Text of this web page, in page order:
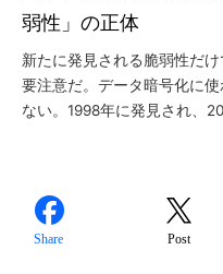
弱性」の正体
新たに発見される脆弱性だ
要注意だ。データ暗号化に
ない。1998年に発見され、
Share Post